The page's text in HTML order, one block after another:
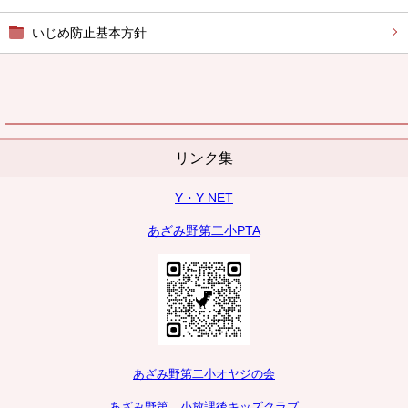
いじめ防止基本方針
リンク集
Y・Y NET
あざみ野第二小PTA
あざみ野第二小オヤジの会